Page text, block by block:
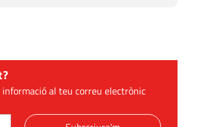
al teu correu electrònic